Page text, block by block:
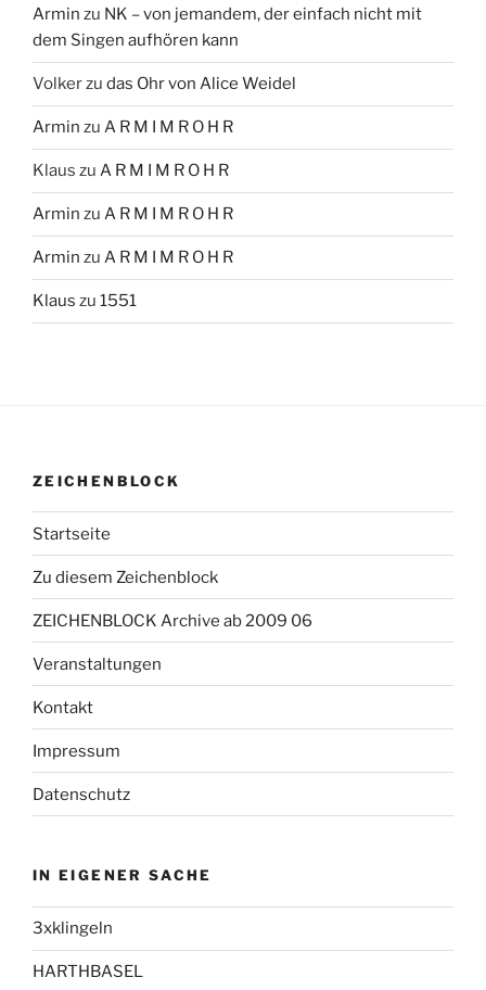
Armin zu NK – von jemandem, der einfach nicht mit
dem Singen aufhören kann
Volkerzu das Ohr von Alice Weidel
Armin zu A R M I M R O H R
Klaus zu A R M I M R O H R
Armin zu A R M I M R O H R
Armin zu A R M I M R O H R
Klaus zu 1551
ZEICHENBLOCK
Startseite
Zu diesem Zeichenblock
ZEICHENBLOCK Archive ab 2009 06
Veranstaltungen
Kontakt
Impressum
Datenschutz
IN EIGENER SACHE
3xklingeln
HARTHBASEL